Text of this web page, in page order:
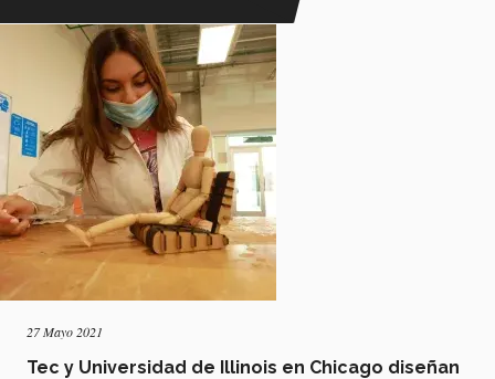
27 Mayo 2021
Tec y Universidad de Illinois en Chicago diseñan